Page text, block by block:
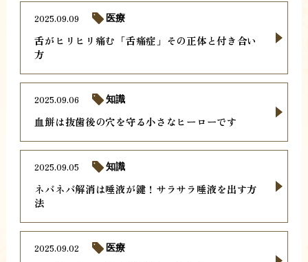
舌がヒリヒリ痛む「舌痛症」その正体と付き合い
方
2025.09.09 医療
血餅は抜歯後の穴を守る小さなヒーローです
2025.09.06 知識
ネバネバ解消は唾液が鍵！サラサラ唾液を出す方
法
2025.09.05 知識
2025.09.02 医療